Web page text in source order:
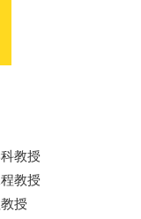
教授
教授
授